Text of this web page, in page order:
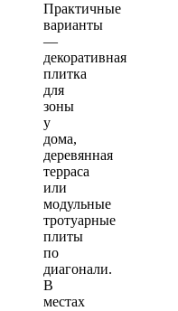
Практичные
варианты
—
декоративная
плитка
для
зоны
у
дома,
деревянная
терраса
или
модульные
тротуарные
плиты
по
диагонали.
В
местах